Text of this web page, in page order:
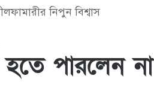
নিপুন বিশ্বাস
হতে পারলেন না